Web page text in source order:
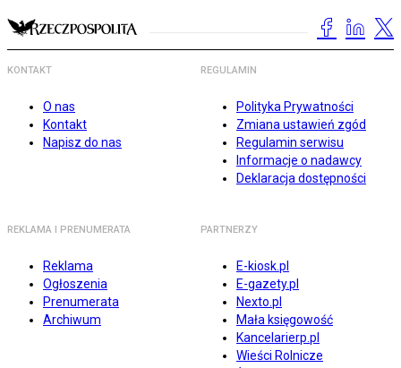
KONTAKT
O nas
Kontakt
Napisz do nas
REGULAMIN
Polityka Prywatności
Zmiana ustawień zgód
Regulamin serwisu
Informacje o nadawcy
Deklaracja dostępności
REKLAMA I PRENUMERATA
Reklama
Ogłoszenia
Prenumerata
Archiwum
PARTNERZY
E-kiosk.pl
E-gazety.pl
Nexto.pl
Mała księgowość
Kancelarierp.pl
Wieści Rolnicze